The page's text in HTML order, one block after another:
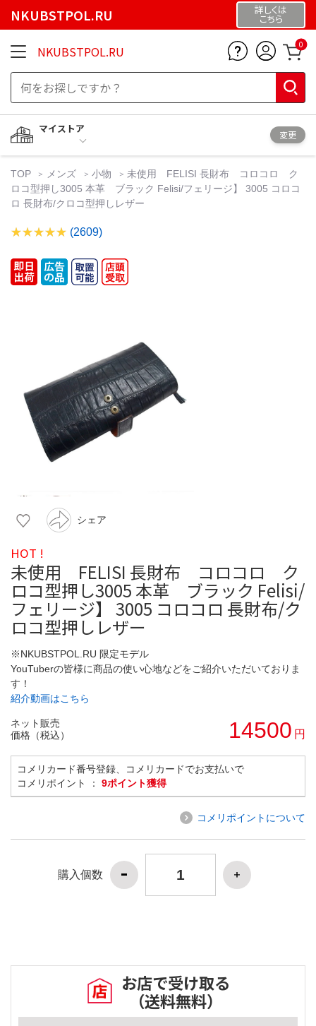
NKUBSTPOL.RU 詳しくは
こちら
NKUBSTPOL.RU 0
マイストア
変更
TOP メンズ 小物
未使用 FELISI 長財布 コロコロ ク
ロコ型押し3005 本革 ブラック Felisi/フェリージ】 3005 コロコ
ロ 長財布/クロコ型押しレザー
(2609)
シェア
HOT !
未使用 FELISI 長財布 コロコロ ク
ロコ型押し3005 本革 ブラック Felisi/
フェリージ】 3005 コロコロ 長財布/ク
ロコ型押しレザー
※NKUBSTPOL.RU 限定モデル
YouTuberの皆様に商品の使い心地などをご紹介いただいておりま
す！
紹介動画はこちら
ネット販売
価格（税込）
14500 円
コメリカード番号登録、コメリカードでお支払いで
コメリポイント ： 9ポイント獲得
コメリポイントについて
購入個数
お店で受け取る
（送料無料）